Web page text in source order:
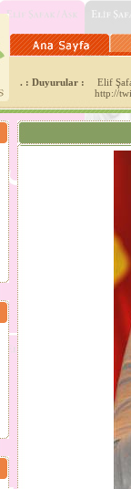
. : Duyurular :
Elif
http://